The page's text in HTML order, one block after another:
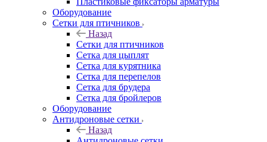
Оборудование
Сетки для птичников
Назад
Сетки для птичников
Сетка для цыплят
Сетка для курятника
Сетка для перепелов
Сетка для брудера
Сетка для бройлеров
Оборудование
Антидроновые сетки
Назад